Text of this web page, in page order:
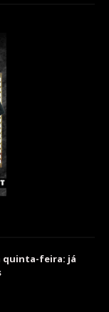
quinta-feira: já